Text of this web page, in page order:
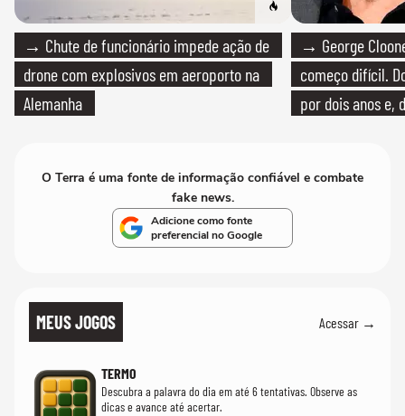
→ Chute de funcionário impede ação de
drone com explosivos em aeroporto na
Alemanha
→ George
começo difícil.
por dois anos e,
O Terra é uma fonte de informação confiável e combate
fake news.
Adicione como fonte
preferencial no Google
MEUS JOGOS Acessar →
TERMO
Descubra a palavra do dia em até 6 tentativas. Observe as
dicas e avance até acertar.